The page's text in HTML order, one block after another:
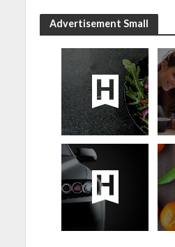
Advertisement Small